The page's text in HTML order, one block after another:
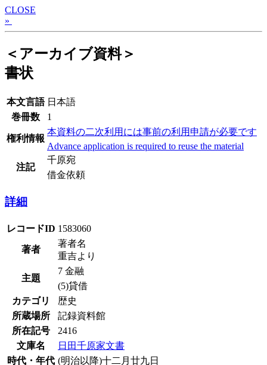
CLOSE
»
＜アーカイブ資料＞
書状
本文言語 日本語
巻冊数
1
権利情報
本資料の二次利用には事前の利用申請が必要です
Advance application is required to reuse the material
注記
千原宛
借金依頼
詳細
レコードID 1583060
著者
著者名
重吉より
主題
7 金融
(5)貸借
カテゴリ
歴史
所蔵場所
記録資料館
所在記号
2416
文庫名
日田千原家文書
時代・年代 (明治以降)十二月廿九日